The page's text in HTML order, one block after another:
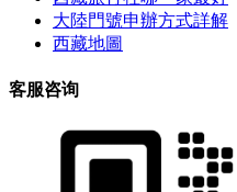
大陸門號申辦方式詳解
西藏地圖
客服咨询